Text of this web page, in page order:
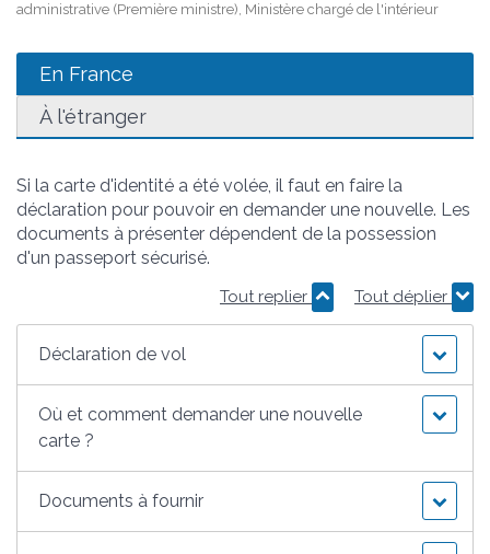
administrative (Première ministre), Ministère chargé de l'intérieur
En France
À l'étranger
Si la carte d'identité a été volée, il faut en faire la
déclaration pour pouvoir en demander une nouvelle. Les
documents à présenter dépendent de la possession
d'un passeport sécurisé.
Tout replier Tout déplier
Déclaration de vol
Où et comment demander une nouvelle
carte ?
Documents à fournir